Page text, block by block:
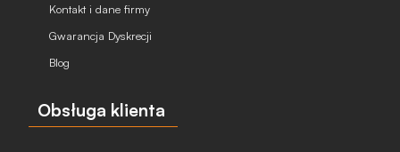
Kontakt i dane firmy
Gwarancja Dyskrecji
Blog
Obsługa klienta